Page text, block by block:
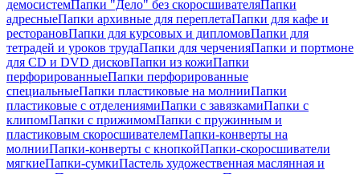
демосистемПапки "Дело" без скоросшивателяПапки
адресныеПапки архивные для переплетаПапки для кафе и
ресторановПапки для курсовых и дипломовПапки для
тетрадей и уроков трудаПапки для черченияПапки и портмоне
для CD и DVD дисковПапки из кожиПапки
перфорированныеПапки перфорированные
специальныеПапки пластиковые на молнииПапки
пластиковые с отделениямиПапки с завязкамиПапки с
клипомПапки с прижимомПапки с пружинным и
пластиковым скоросшивателемПапки-конверты на
молнииПапки-конверты с кнопкойПапки-скоросшиватели
мягкиеПапки-сумкиПастель художественная маслянная и